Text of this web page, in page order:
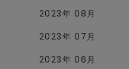
2023年 08月
2023年 07月
2023年 06月